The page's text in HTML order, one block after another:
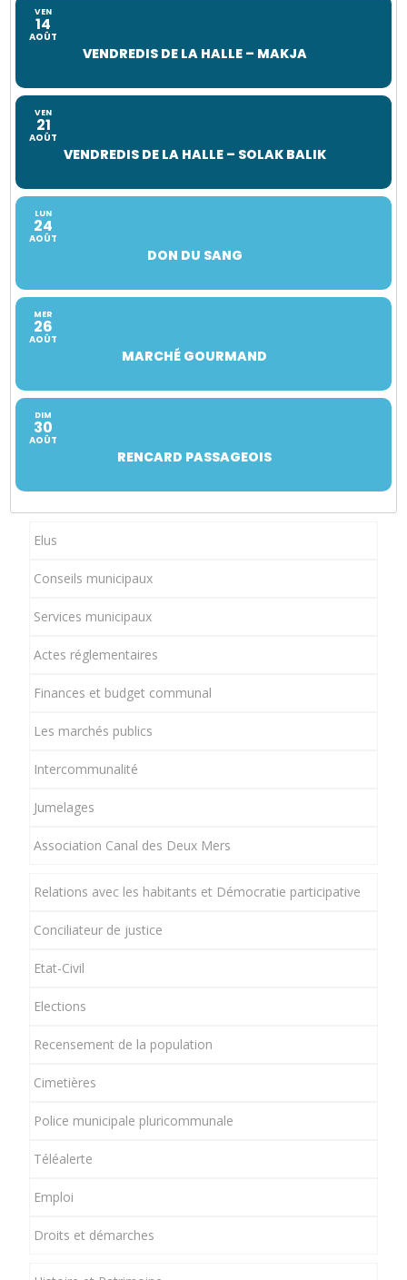
VEN
14
AOÛT
VENDREDIS DE LA HALLE – MAKJA
VEN
21
AOÛT
VENDREDIS DE LA HALLE – SOLAK BALIK
LUN
24
AOÛT
DON DU SANG
MER
26
AOÛT
MARCHÉ GOURMAND
DIM
30
AOÛT
RENCARD PASSAGEOIS
Elus
Conseils municipaux
Services municipaux
Actes réglementaires
Finances et budget communal
Les marchés publics
Intercommunalité
Jumelages
Association Canal des Deux Mers
Relations avec les habitants et Démocratie participative
Conciliateur de justice
Etat-Civil
Elections
Recensement de la population
Cimetières
Police municipale pluricommunale
Téléalerte
Emploi
Droits et démarches